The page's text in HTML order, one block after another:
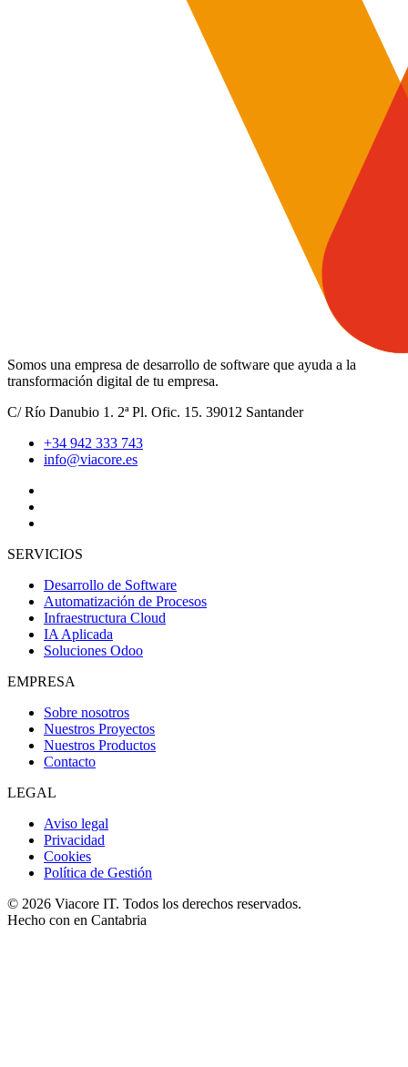
Somos una empresa de desarrollo de software que ayuda a la
transformación digital de tu empresa.
C/ Río Danubio 1. 2ª Pl. Ofic. 15. 39012 Santander
+34 942 333 743
info@viacore.es
SERVICIOS
Desarrollo de Software
Automatización de Procesos
Infraestructura Cloud
IA Aplicada
Soluciones Odoo
EMPRESA
Sobre nosotros
Nuestros Proyectos
Nuestros Productos
Contacto
LEGAL
Aviso legal
Privacidad
Cookies
Política de Gestión
© 2026 Viacore IT. Todos los derechos reservados.
Hecho con en Cantabria